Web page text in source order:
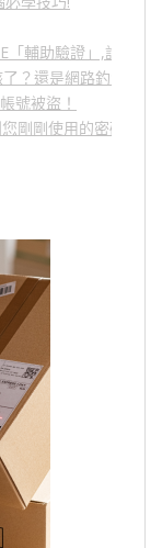
「輔助驗證」,詐騙
？還是網路釣魚？
號被盜！
剛剛使用的密碼」